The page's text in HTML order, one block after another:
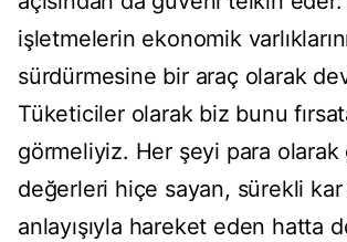
işletmelerin ekonomik
sürdürmesine bir araç olarak
Tüketiciler olarak biz bunu
görmeliyiz. Her şeyi para
değerleri hiçe sayan, sürekli
anlayışıyla hareket eden hatta